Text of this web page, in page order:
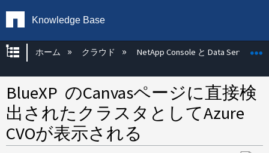
Knowledge Base
グローバル階層を展開/折りたたむ
ホーム クラウド NetApp Console と Data Services
BlueXP のCanvasページに直接検
出されたクラスタとしてAzure
CVOが表示される